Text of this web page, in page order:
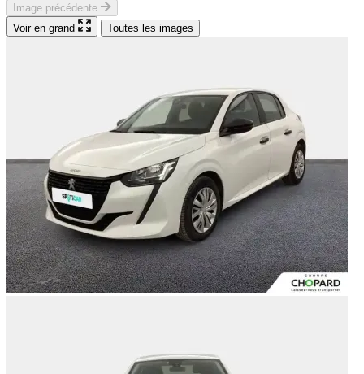
Image précédente
Voir en grand
Toutes les images